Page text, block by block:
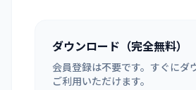
ダウンロード（完全無料）
会員登録は不要です。すぐにダ
ご利用いただけます。